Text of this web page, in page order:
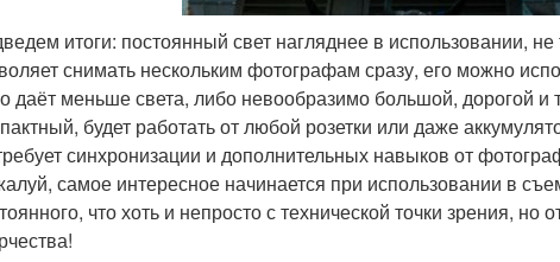
итоги: постоянный свет нагляднее в использовании,
снимать нескольким фотографам сразу, его можно
даёт меньше света, либо невообразимо большой, дорогой и
будет работать от любой розетки или даже
синхронизации и дополнительных навыков от
самое интересное начинается при использовании в
что хоть и непросто с технической точки зрения,